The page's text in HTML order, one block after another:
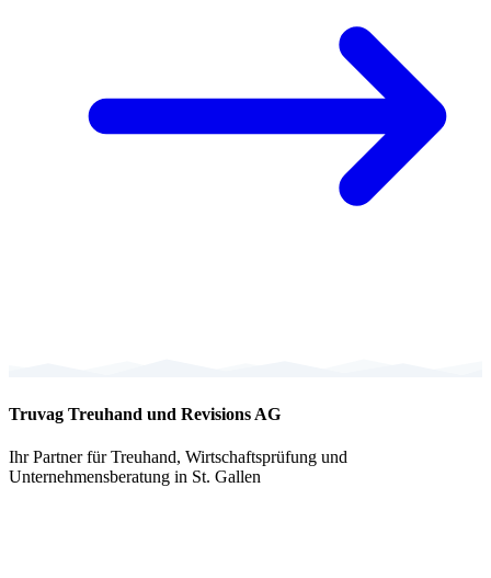
Truvag Treuhand und Revisions AG
Ihr Partner für Treuhand, Wirtschaftsprüfung und
Unternehmensberatung in St. Gallen